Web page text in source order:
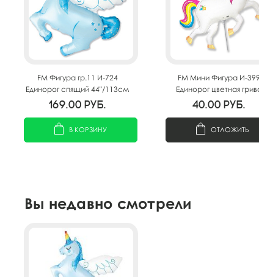
FM Фигура гр.11 И-724
Единорог спящий 44"/113см
169.00 руб.
В КОРЗИНУ
FM Мини Фигура И-399
Единорог цветная
36см X 27см
40.00 руб.
ОТЛОЖИТЬ
Вы недавно смотрели